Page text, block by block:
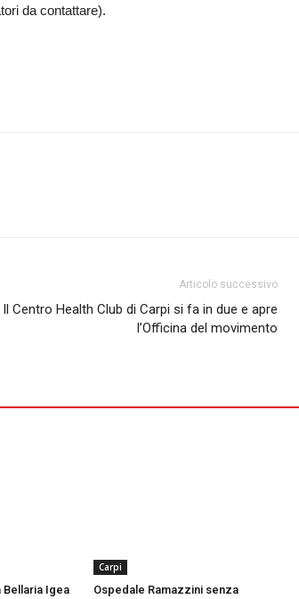
da contattare).
Articolo successivo
Il Centro Health Club di Carpi si fa in due e apre
l’Officina del movimento
Bellaria Igea
Carpi
Ospedale Ramazzini senza